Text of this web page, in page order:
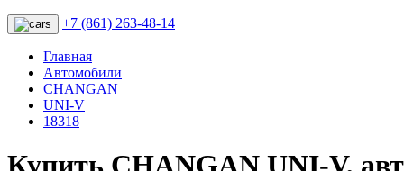
+7 (861) 263-48-14
Главная
Автомобили
CHANGAN
UNI-V
18318